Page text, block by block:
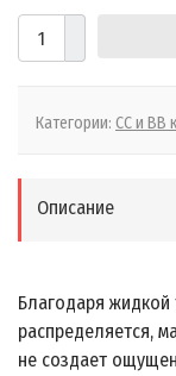
Категории: CC и BB
Описание
Благодаря жидкой
распределяется,
не создает